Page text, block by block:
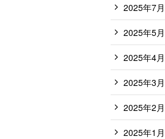
2025年7月
2025年5月
2025年4月
2025年3月
2025年2月
2025年1月